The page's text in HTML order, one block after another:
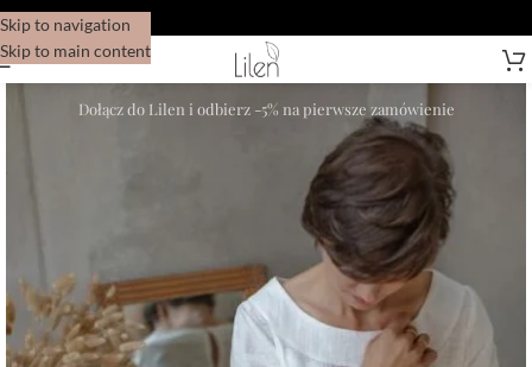
Skip to navigation
Skip to main content
Dołącz do Lilen i odbierz -5% na pierwsze zamówienie